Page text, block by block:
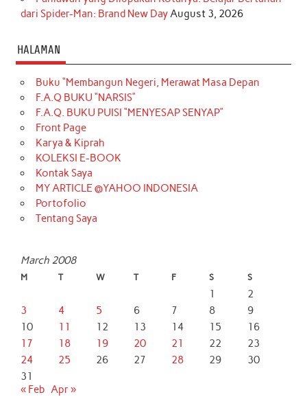
dari Spider-Man: Brand New DayAugust 3, 2026
HALAMAN
Buku “Membangun Negeri, Merawat Masa Depan
F.A.Q BUKU “NARSIS”
F.A.Q. BUKU PUISI “MENYESAP SENYAP”
Front Page
Karya & Kiprah
KOLEKSI E-BOOK
Kontak Saya
MY ARTICLE @YAHOO INDONESIA
Portofolio
Tentang Saya
March 2008
M T W T F S S
1
2
3
4 5 6 7 8
9
10
11 12 13 14 15
16
17
18 19 20 21 22
23
24
25 26 27 28 29
30
31
« Feb Apr »